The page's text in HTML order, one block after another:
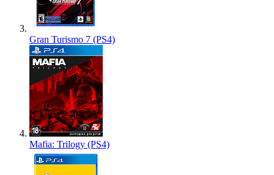
Gran Turismo 7 (PS4)
Mafia: Trilogy (PS4)